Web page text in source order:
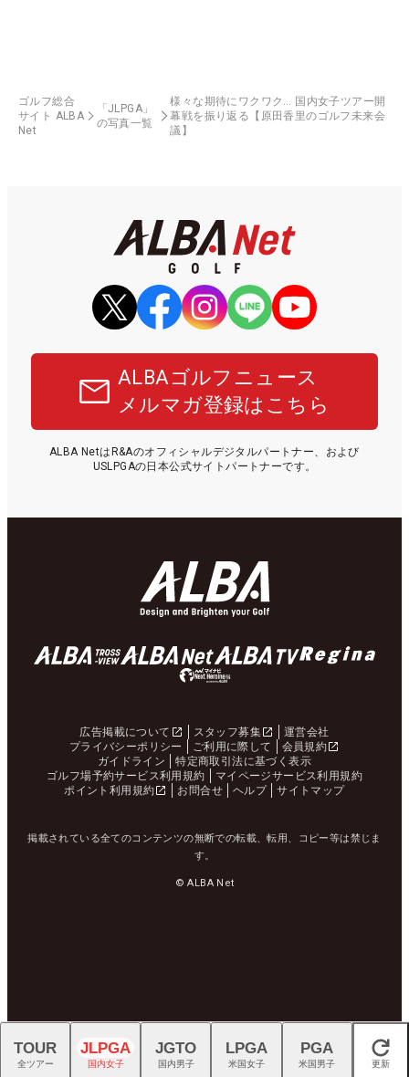
ゴルフ総合
サイト ALBA
Net
「JLPGA」
の写真一覧
様々な期待にワクワク… 国内女子ツアー開
幕戦を振り返る【原田香里のゴルフ未来会
議】
ALBAゴルフニュース
メルマガ登録はこちら
ALBA NetはR&Aのオフィシャルデジタルパートナー、および
USLPGAの日本公式サイトパートナーです。
広告掲載について スタッフ募集
運営会社
プライバシーポリシー
ご利用に際して
会員規約
ガイドライン
特定商取引法に基づく表示
ゴルフ場予約サービス利用規約
マイページサービス利用規約
ポイント利用規約
お問合せ ヘルプ サイトマップ
掲載されている全てのコンテンツの無断での転載、転用、コピー等は禁じま
す。
© ALBA Net
閉じる
TOUR
全ツアー
JLPGA
国内女子
JGTO
国内男子
LPGA
米国女子
PGA
米国男子 更新